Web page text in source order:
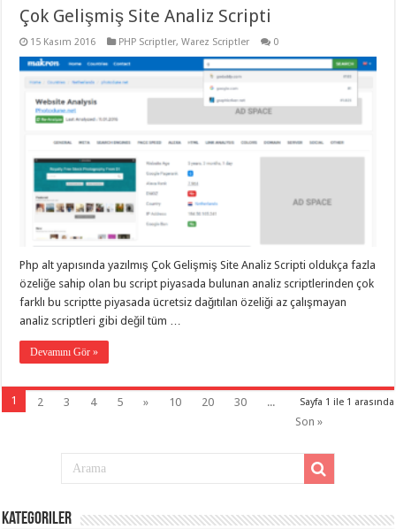
Çok Gelişmiş Site Analiz Scripti
15 Kasım 2016 PHP Scriptler,Warez Scriptler 0
Php alt yapısında yazılmış Çok Gelişmiş Site Analiz Scripti oldukça fazla
özeliğe sahip olan bu script piyasada bulunan analiz scriptlerinden çok
farklı bu scriptte piyasada ücretsiz dağıtılan özeliği az çalışmayan
analiz scriptleri gibi değil tüm …
Devamını Gör »
Sayfa 1 ile 1 arasında
1 2 3 4 5 » 10 20 30
...
Son »
Kategoriler